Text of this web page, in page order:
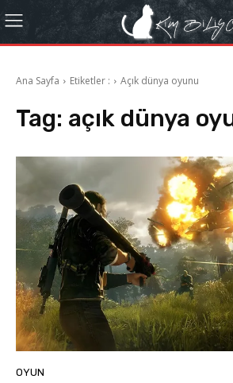
Ana Sayfa Etiketler : Açık dünya oyunu
Tag: açık dünya
OYUN